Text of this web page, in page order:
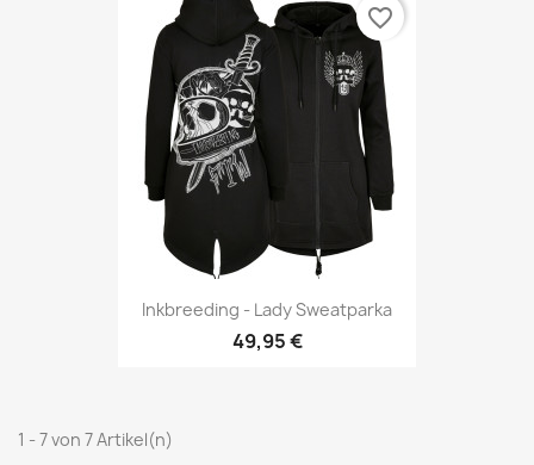
Inkbreeding - Lady Sweatparka
49,95 €
favorite_border
1 - 7 von 7 Artikel(n)